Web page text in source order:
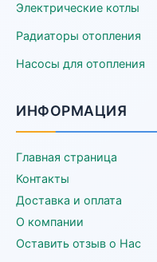
Электрические котлы
Радиаторы отопления
Насосы для отопления
ИНФОРМАЦИЯ
Главная страница
Контакты
Доставка и оплата
О компании
Оставить отзыв о Нас